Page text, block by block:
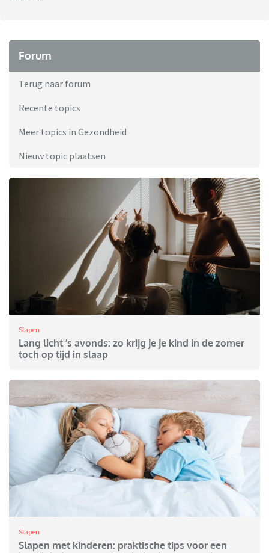
Forum
Terug naar forum
Recente topics
Meer topics in Gezondheid
Nieuw topic plaatsen
Slapen
Lang licht ’s avonds: zo krijg je je kind in de zomer
toch op tijd in slaap
Slapen
Slapen met kinderen: praktische tips voor een